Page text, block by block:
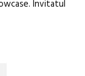
Invitatul